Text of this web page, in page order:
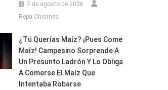
7 de agosto de 2026
Repa Chismes
¿Tú Querías Maíz? ¡Pues Come
Maíz! Campesino Sorprende A
Un Presunto Ladrón Y Lo Obliga
A Comerse El Maíz Que
Intentaba Robarse